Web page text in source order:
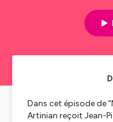
Dans cet épisode de
Artinian reçoit Jean-